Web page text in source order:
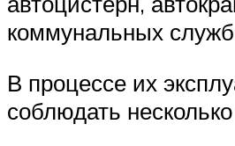
коммунальных
В процессе их
соблюдать